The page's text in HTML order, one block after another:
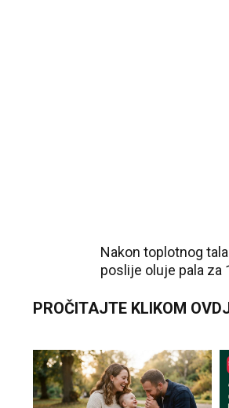
Nakon toplotnog
poslije oluje pala za
PROČITAJTE KLIKOM